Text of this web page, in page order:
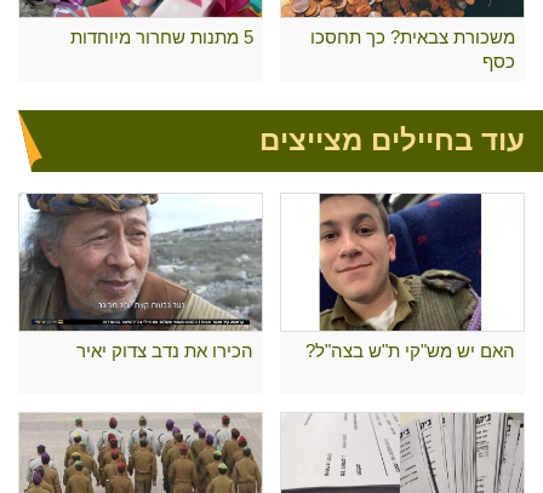
משכורת צבאית? כך תחסכו
כסף
5 מתנות שחרור מיוחדות
עוד בחיילים מצייצים
האם יש מש"קי ת"ש בצה"ל? הכירו את נדב צדוק יאיר